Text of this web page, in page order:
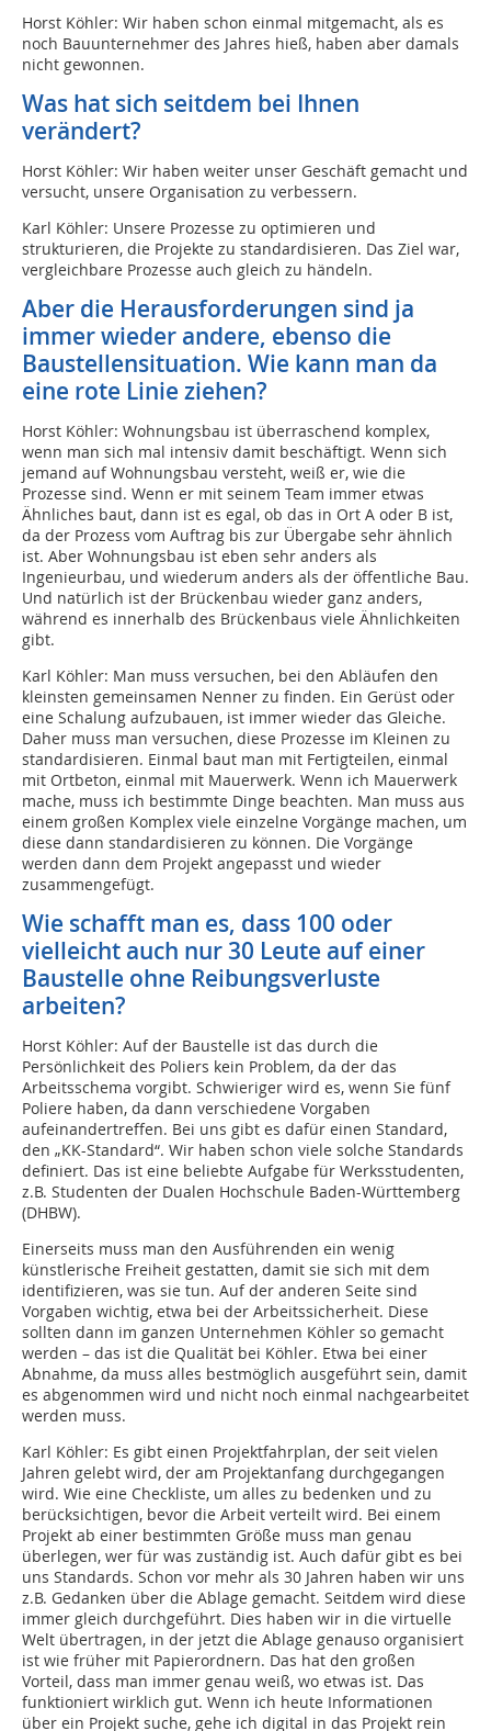
Horst Köhler: Wir haben schon einmal mitgemacht, als es
noch Bauunternehmer des Jahres hieß, haben aber damals
nicht gewonnen.
Was hat sich seitdem bei Ihnen
verändert?
Horst Köhler: Wir haben weiter unser Geschäft gemacht und
versucht, unsere Organisation zu verbessern.
Karl Köhler: Unsere Prozesse zu optimieren und
strukturieren, die Projekte zu standardisieren. Das Ziel war,
vergleichbare Prozesse auch gleich zu händeln.
Aber die Herausforderungen sind ja
immer wieder andere, ebenso die
Baustellensituation. Wie kann man da
eine rote Linie ziehen?
Horst Köhler: Wohnungsbau ist überraschend komplex,
wenn man sich mal intensiv damit beschäftigt. Wenn sich
jemand auf Wohnungsbau versteht, weiß er, wie die
Prozesse sind. Wenn er mit seinem Team immer etwas
Ähnliches baut, dann ist es egal, ob das in Ort A oder B ist,
da der Prozess vom Auftrag bis zur Übergabe sehr ähnlich
ist. Aber Wohnungsbau ist eben sehr anders als
Ingenieurbau, und wiederum anders als der öffentliche Bau.
Und natürlich ist der Brückenbau wieder ganz anders,
während es innerhalb des Brückenbaus viele Ähnlichkeiten
gibt.
Karl Köhler: Man muss versuchen, bei den Abläufen den
kleinsten gemeinsamen Nenner zu finden. Ein Gerüst oder
eine Schalung aufzubauen, ist immer wieder das Gleiche.
Daher muss man versuchen, diese Prozesse im Kleinen zu
standardisieren. Einmal baut man mit Fertigteilen, einmal
mit Ortbeton, einmal mit Mauerwerk. Wenn ich Mauerwerk
mache, muss ich bestimmte Dinge beachten. Man muss aus
einem großen Komplex viele einzelne Vorgänge machen, um
diese dann standardisieren zu können. Die Vorgänge
werden dann dem Projekt angepasst und wieder
zusammengefügt.
Wie schafft man es, dass 100 oder
vielleicht auch nur 30 Leute auf einer
Baustelle ohne Reibungsverluste
arbeiten?
Horst Köhler: Auf der Baustelle ist das durch die
Persönlichkeit des Poliers kein Problem, da der das
Arbeitsschema vorgibt. Schwieriger wird es, wenn Sie fünf
Poliere haben, da dann verschiedene Vorgaben
aufeinandertreffen. Bei uns gibt es dafür einen Standard,
den „KK-Standard“. Wir haben schon viele solche Standards
definiert. Das ist eine beliebte Aufgabe für Werksstudenten,
z.B. Studenten der Dualen Hochschule Baden-Württemberg
(DHBW).
Einerseits muss man den Ausführenden ein wenig
künstlerische Freiheit gestatten, damit sie sich mit dem
identifizieren, was sie tun. Auf der anderen Seite sind
Vorgaben wichtig, etwa bei der Arbeitssicherheit. Diese
sollten dann im ganzen Unternehmen Köhler so gemacht
werden – das ist die Qualität bei Köhler. Etwa bei einer
Abnahme, da muss alles bestmöglich ausgeführt sein, damit
es abgenommen wird und nicht noch einmal nachgearbeitet
werden muss.
Karl Köhler: Es gibt einen Projektfahrplan, der seit vielen
Jahren gelebt wird, der am Projektanfang durchgegangen
wird. Wie eine Checkliste, um alles zu bedenken und zu
berücksichtigen, bevor die Arbeit verteilt wird. Bei einem
Projekt ab einer bestimmten Größe muss man genau
überlegen, wer für was zuständig ist. Auch dafür gibt es bei
uns Standards. Schon vor mehr als 30 Jahren haben wir uns
z.B. Gedanken über die Ablage gemacht. Seitdem wird diese
immer gleich durchgeführt. Dies haben wir in die virtuelle
Welt übertragen, in der jetzt die Ablage genauso organisiert
ist wie früher mit Papierordnern. Das hat den großen
Vorteil, dass man immer genau weiß, wo etwas ist. Das
funktioniert wirklich gut. Wenn ich heute Informationen
über ein Projekt suche, gehe ich digital in das Projekt rein